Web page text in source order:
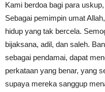
Kami berdoa bagi para
Sebagai pemimpin umat
hidup yang tak bercela.
bijaksana, adil, dan saleh.
sebagai pendamai, dapat
perkataan yang benar, yang
supaya mereka sanggup